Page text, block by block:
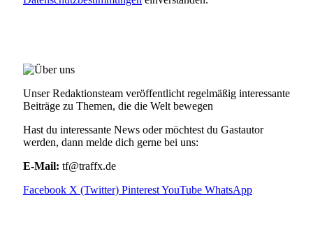
Unser Redaktionsteam veröffentlicht regelmäßig interessante
Beiträge zu Themen, die die Welt bewegen
Hast du interessante News oder möchtest du Gastautor
werden, dann melde dich gerne bei uns:
E-Mail: tf@traffx.de
Facebook X (Twitter) PinterestYouTube WhatsApp